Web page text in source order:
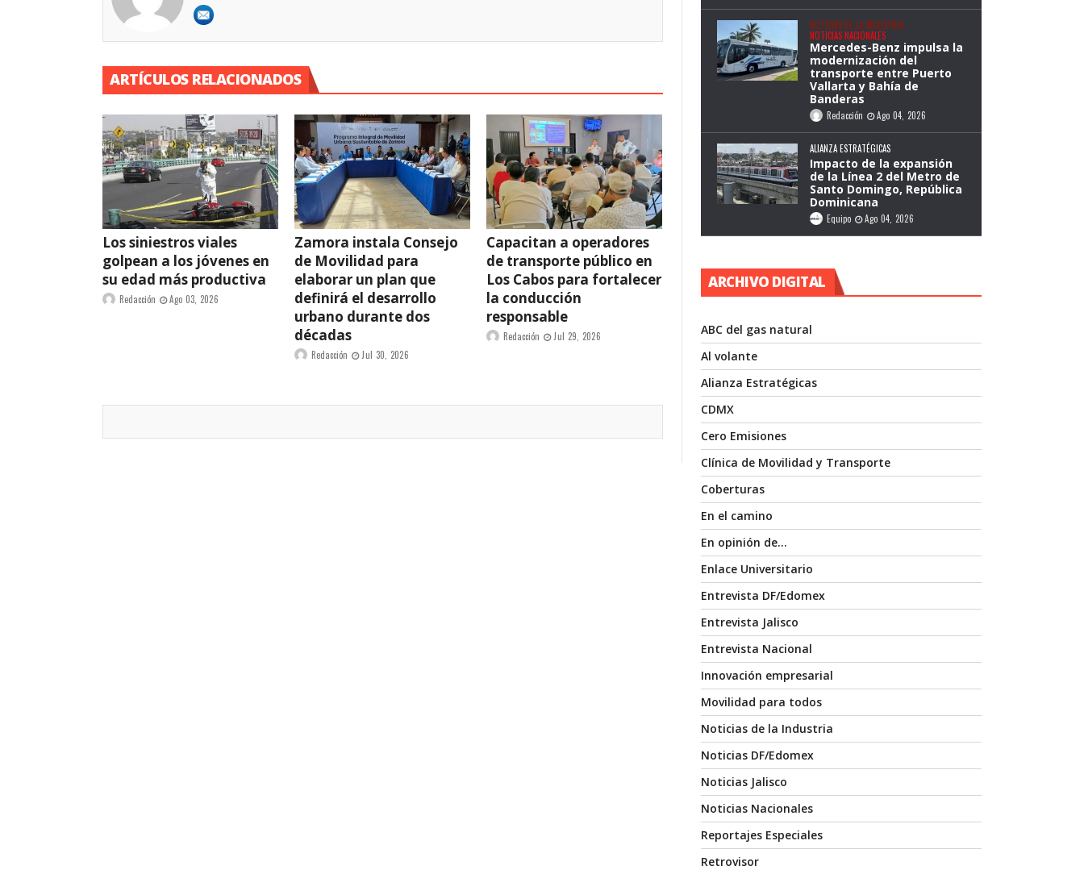
ARTÍCULOS RELACIONADOS
Los siniestros viales
golpean a los jóvenes en
su edad más productiva
Redacción Ago 03, 2026
Zamora instala Consejo
de Movilidad para
elaborar un plan que
definirá el desarrollo
urbano durante dos
décadas
Redacción Jul 30, 2026
Capacitan a operadores
de transporte público en
Los Cabos para fortalecer
la conducción
responsable
Redacción Jul 29, 2026
NOTICIAS DE LA INDUSTRIA
NOTICIAS NACIONALES
Mercedes-Benz impulsa la
modernización del
transporte entre Puerto
Vallarta y Bahía de
Banderas
Redacción Ago 04, 2026
ALIANZA ESTRATÉGICAS
Impacto de la expansión
de la Línea 2 del Metro de
Santo Domingo, República
Dominicana
Equipo Ago 04, 2026
ARCHIVO DIGITAL
ABC del gas natural
Al volante
Alianza Estratégicas
CDMX
Cero Emisiones
Clínica de Movilidad y Transporte
Coberturas
En el camino
En opinión de…
Enlace Universitario
Entrevista DF/Edomex
Entrevista Jalisco
Entrevista Nacional
Innovación empresarial
Movilidad para todos
Noticias de la Industria
Noticias DF/Edomex
Noticias Jalisco
Noticias Nacionales
Reportajes Especiales
Retrovisor